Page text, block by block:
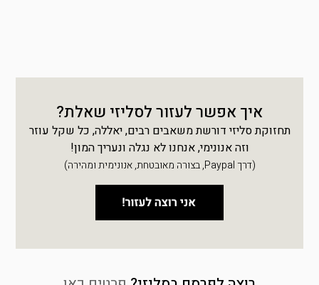
איך אפשר לעזור לסליזי שאלת?
תחזוקת סליזי דורשת משאבים רבים, יאללה, כל שקל עוזר
וזה אנונימי, אנחנו לא נגלה ונעריך המון!
(דרך Paypal, בצורה מאובטחת, אנונימית ומהירה)